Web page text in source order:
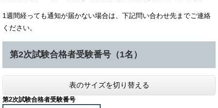
1週間経っても通知が届かない場合は、下記問い合わせ先までご連絡
ください。
第2次試験合格者受験番号（1名）
表のサイズを切り替える
第2次試験合格者受験番号